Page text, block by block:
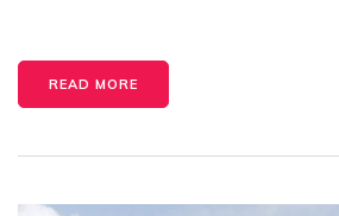
READ MORE